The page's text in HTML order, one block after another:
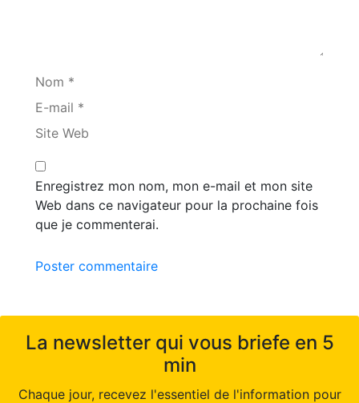
Nom *
E-mail *
Site Web
Enregistrez mon nom, mon e-mail et mon site
Web dans ce navigateur pour la prochaine fois
que je commenterai.
Poster commentaire
La newsletter qui vous briefe en 5
min
Chaque jour, recevez l'essentiel de l'information pour